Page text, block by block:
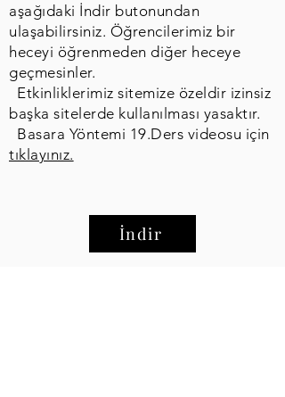
aşağıdaki İndir butonundan
ulaşabilirsiniz. Öğrencilerimiz bir
heceyi öğrenmeden diğer heceye
geçmesinler.
Etkinliklerimiz sitemize özeldir izinsiz
başka sitelerde kullanılması yasaktır.
Basara Yöntemi 19.Ders videosu için
tıklayınız.
İndir